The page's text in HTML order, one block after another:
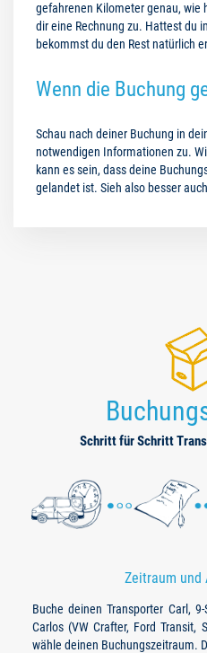
gefahrenen Kilometer genau, wie
dir eine Rechnung zu. Hattest du
bekommst du den Rest natürlich
Wenn die Buchung
Schau nach deiner Buchung in
notwendigen Informationen zu.
kann es sein, dass deine
gelandet ist. Sieh also besser
Schritt für Schritt
Zeitraum und
Buche deinen Transporter Carl,
Carlos (VW Crafter, Ford Transit,
wähle deinen Buchungszeitraum.